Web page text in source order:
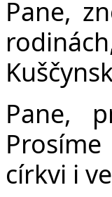
Pane,
Pane,
církvi i